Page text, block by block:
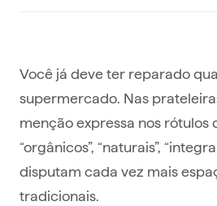
Você já deve ter reparado
supermercado. Nas
menção expressa nos rótulos
“orgânicos”, “naturais”,
disputam cada vez mais
tradicionais.